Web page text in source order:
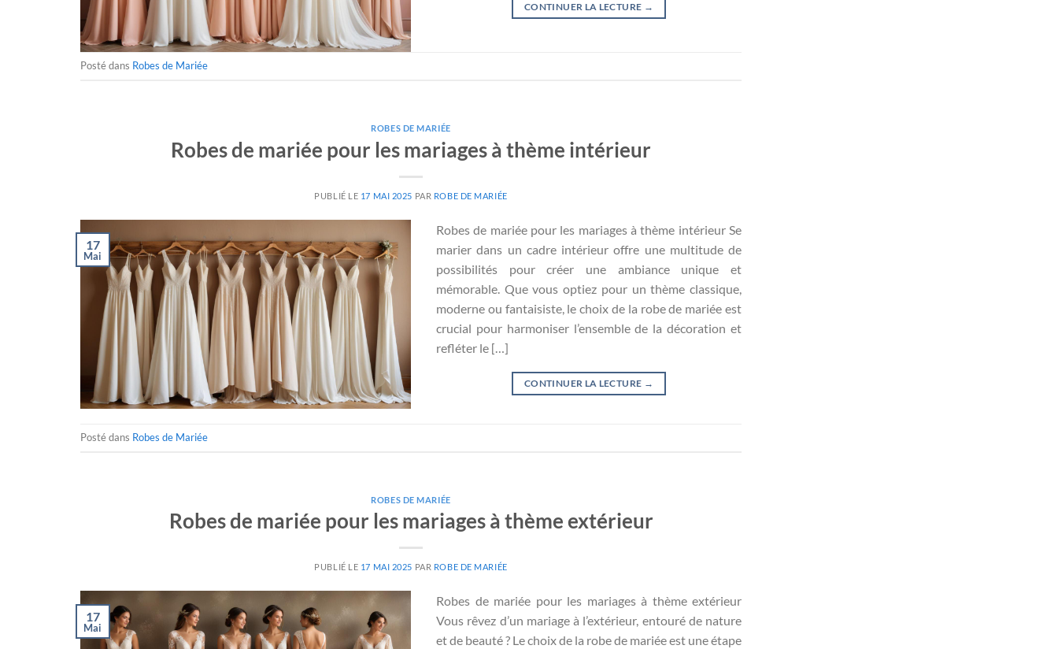
CONTINUER LA LECTURE →
Posté dans Robes de Mariée
ROBES DE MARIÉE
Robes de mariée pour les mariages à thème intérieur
PUBLIÉ LE 17 MAI 2025 PAR ROBE DE MARIÉE
17
Mai
Robes de mariée pour les mariages à thème intérieur Se
marier dans un cadre intérieur offre une multitude de
possibilités pour créer une ambiance unique et
mémorable. Que vous optiez pour un thème classique,
moderne ou fantaisiste, le choix de la robe de mariée est
crucial pour harmoniser l’ensemble de la décoration et
refléter le […]
CONTINUER LA LECTURE →
Posté dans Robes de Mariée
ROBES DE MARIÉE
Robes de mariée pour les mariages à thème extérieur
PUBLIÉ LE 17 MAI 2025 PAR ROBE DE MARIÉE
17
Mai
Robes de mariée pour les mariages à thème extérieur
Vous rêvez d’un mariage à l’extérieur, entouré de nature
et de beauté ? Le choix de la robe de mariée est une étape